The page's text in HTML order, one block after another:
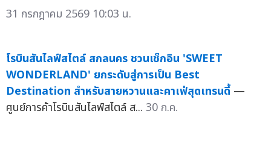
31 กรกฎาคม 2569 10:03 น.
โรบินสันไลฟ์สไตล์ สกลนคร ชวนเช็กอิน 'SWEET
WONDERLAND' ยกระดับสู่การเป็น Best
Destination สำหรับสายหวานและคาเฟ่สุดเทรนดี้ —
ศูนย์การค้าโรบินสันไลฟ์สไตล์ ส... 30 ก.ค.